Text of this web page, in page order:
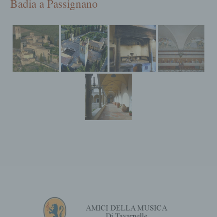
Badia a Passignano
diffusione, la trasmissione, la diffusione o la
messa a disposizione in altro modo,
restrizione, la cancellazione o la distruzione.
d) Restrizione dell'elaborazione
Restrizione del trattamento è la marcatura
dei dati personali memorizzati al fine di
limitarne il trattamento in futuro.
Profiling è qualsiasi trattamento
interessi, all'affidabilità, al comportamento, al
luogo o ai movimenti di tale persona fisica.